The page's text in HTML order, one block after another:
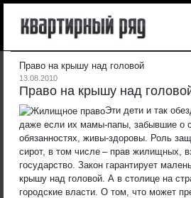
Право на крышу над головой
13.08.2010
Право на крышу над
Эти дети и так
даже если их мамы-папы, забывшие о
обязанностях, живы-здоровы. Роль
сирот, в том числе – прав жилищных,
государство. Закон гарантирует
крышу над головой. А в столице на
городские власти. О том, что может